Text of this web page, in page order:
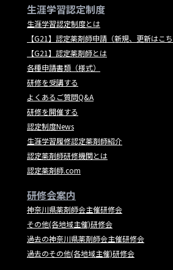
生涯学習認定制度
生涯学習認定制度とは
【G21】認定薬剤師申請（新規、更新はこち
【G21】認定薬剤師とは
各種申請書類（様式）
研修を受講する
よくあるご質問Q&A
研修を開催する
認定制度News
生涯学習履修認定薬剤師紹介
認定薬剤師研修機関とは
認定薬剤師.com
研修会案内
神奈川県薬剤師会主催研修会
その他(各地域主催)研修会
過去の神奈川県薬剤師会主催研修会
過去のその他(各地域主催)研修会